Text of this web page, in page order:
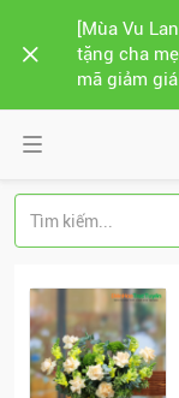
[Mùa Vu
tặng cha
mã giảm giá